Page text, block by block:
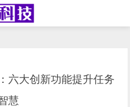
六大创新功能提升任务
慧